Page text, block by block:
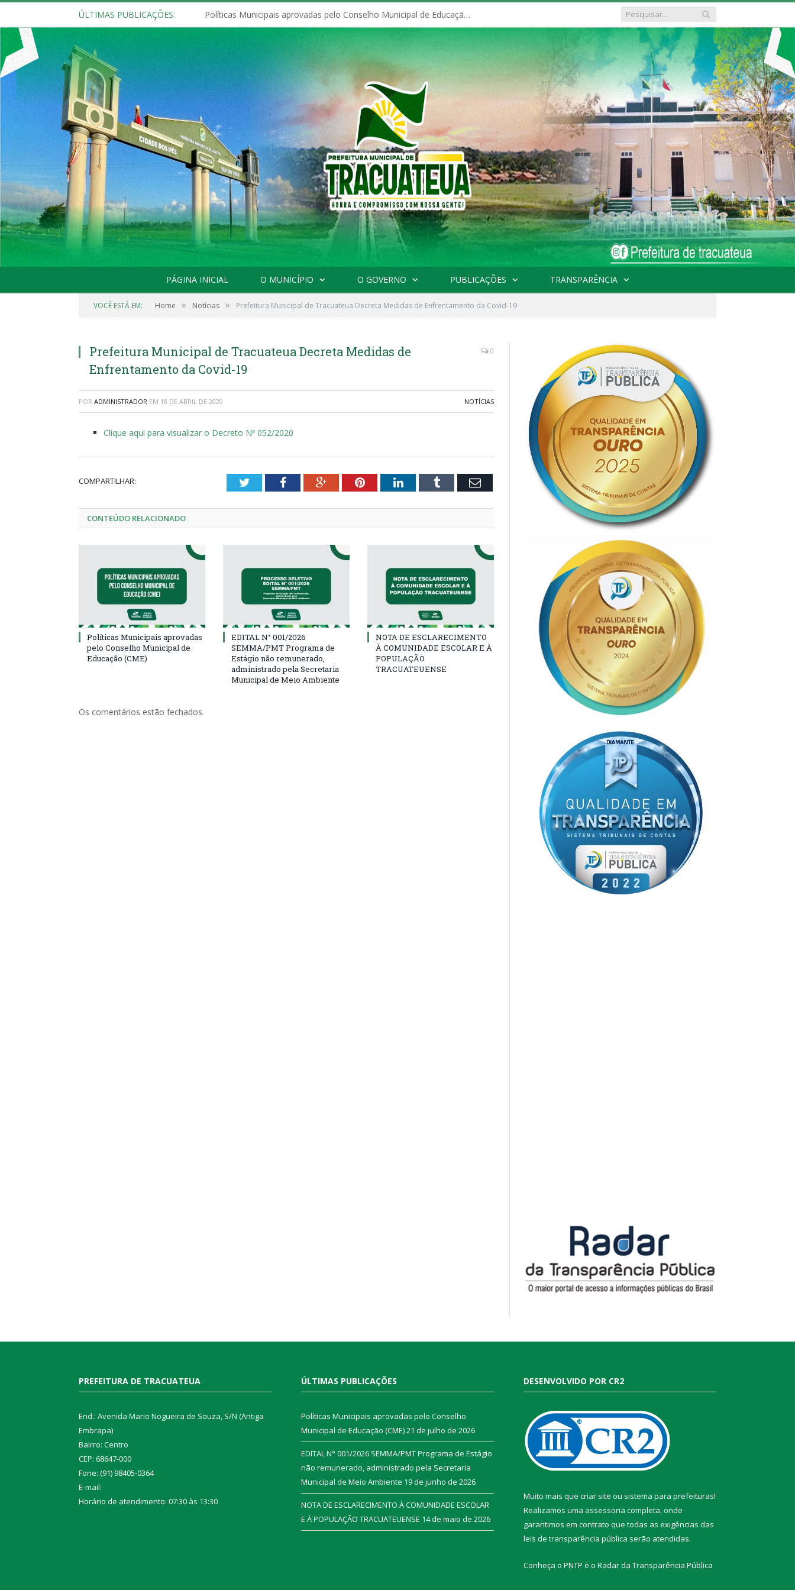
ÚLTIMAS PUBLICAÇÕES: Políticas Municipais aprovadas pelo Conselho Municipal de Educação (CME)
PÁGINA INICIAL O MUNICÍPIO O GOVERNO PUBLICAÇÕES TRANSPARÊNCIA
VOCÊ ESTÁ EM: Home » Notícias » Prefeitura Municipal de Tracuateua Decreta Medidas de Enfrentamento da Covid-19
Prefeitura Municipal de Tracuateua Decreta Medidas de
Enfrentamento da Covid-19
0
POR ADMINISTRADOR EM 18 DE ABRIL DE 2020 NOTÍCIAS
Clique aqui para visualizar o Decreto Nº 052/2020
COMPARTILHAR: TwitterFacebookGoogle+PinterestLinkedInTumblr Email
CONTEÚDO RELACIONADO
Políticas Municipais aprovadas
pelo Conselho Municipal de
Educação (CME)
EDITAL N° 001/2026
SEMMA/PMT Programa de
Estágio não remunerado,
administrado pela Secretaria
Municipal de Meio Ambiente
NOTA DE ESCLARECIMENTO
À COMUNIDADE ESCOLAR E À
POPULAÇÃO
TRACUATEUENSE
Os comentários estão fechados.
PREFEITURA DE TRACUATEUA
End.: Avenida Mario Nogueira de Souza, S/N (Antiga
Embrapa)
Bairro: Centro
CEP: 68647-000
Fone: (91) 98405-0364
E-mail:
Horário de atendimento: 07:30 às 13:30
ÚLTIMAS PUBLICAÇÕES
Políticas Municipais aprovadas pelo Conselho
Municipal de Educação (CME)21 de julho de 2026
EDITAL N° 001/2026 SEMMA/PMT Programa de Estágio
não remunerado, administrado pela Secretaria
Municipal de Meio Ambiente 19 de junho de 2026
NOTA DE ESCLARECIMENTO À COMUNIDADE ESCOLAR
E À POPULAÇÃO TRACUATEUENSE 14 de maio de 2026
DESENVOLVIDO POR CR2
Muito mais que criar site ou sistema para prefeituras!
Realizamos uma assessoria completa, onde
garantimos em contrato que todas as exigências das
leis de transparência pública serão atendidas.
Conheça o PNTP e o Radar da Transparência Pública